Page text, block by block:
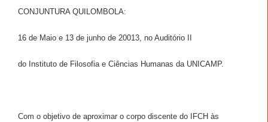
CONJUNTURA QUILOMBOLA:
16 de Maio e 13 de junho de 20013, no Auditório II
do Instituto de Filosofia e Ciências Humanas da UNICAMP.
Com o objetivo de aproximar o corpo discente do IFCH às